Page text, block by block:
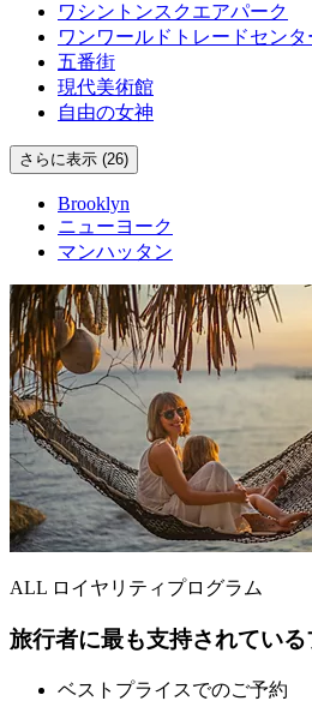
ワシントンスクエアパーク
ワンワールドトレードセンタ
五番街
現代美術館
自由の女神
さらに表示 (26)
Brooklyn
ニューヨーク
マンハッタン
ALL ロイヤリティプログラム
旅行者に最も支持されてい
ベストプライスでのご予約